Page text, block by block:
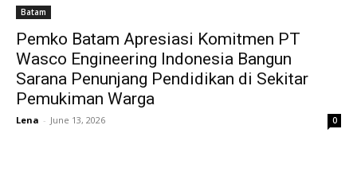
Batam
Pemko Batam Apresiasi Komitmen PT
Wasco Engineering Indonesia Bangun
Sarana Penunjang Pendidikan di Sekitar
Pemukiman Warga
Lena - June 13, 2026 0